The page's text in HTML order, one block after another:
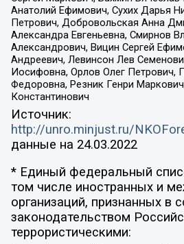
Анатолий Ефимович, Сухих Дарья
Петрович, Добровольская Анна
Александра Евгеньевна, Смирнов
Александрович, Вицин Сергей
Андреевич, Левинсон Лев
Иосифовна, Орлов Олег Петрович,
Федоровна, Резник Генри
Константинович
Источник:
http://unro.minjust.ru/
данные на 24.03.2022
* Единый федеральный
том числе иностранных и
организаций, признанных в
законодательством
террористическими: